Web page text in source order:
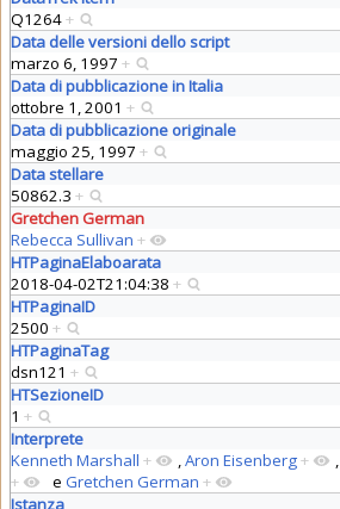
Q1264+
Data delle versioni dello script
marzo 6, 1997 +
Data di pubblicazione in Italia
ottobre 1, 2001 +
Data di pubblicazione originale
maggio 25, 1997 +
Data stellare
50862.3 +
Gretchen German
Rebecca Sullivan +
HTPaginaElaboarata
2018-04-02T21:04:38 +
HTPaginaID
2500 +
HTPaginaTag
dsn121 +
HTSezioneID
1 +
Interprete
Kenneth Marshall + ,Aron Eisenberg+ ,
+
e Gretchen German +
Istanza